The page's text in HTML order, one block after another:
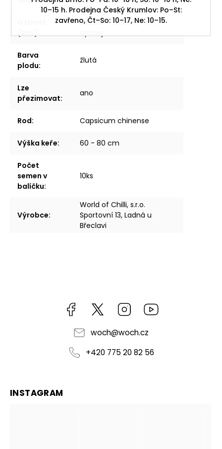
10–15 h. Prodejna Český Krumlov: Po–St:
zavřeno, Čt–So: 10–17, Ne: 10–15.
250.000–700.000 • Uff,
Barva
plodu:
žlutá
Lze
přezimovat:
ano
Rod: Capsicum chinense
Výška keře: 60 - 80 cm
Počet
semen v
balíčku:
10ks
Výrobce:
World of Chilli, s.r.o.
Sportovní 13, Ladná u
Břeclavi
Facebook https://twitter.com/worldofchilli
Instagram
woch@woch.cz
+420 775 20 82 56
INSTAGRAM